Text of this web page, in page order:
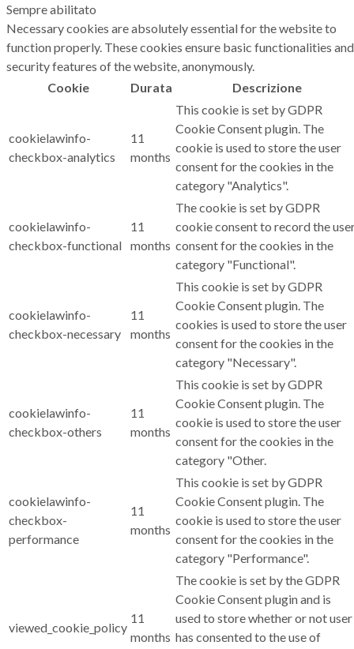
Sempre abilitato
Necessary cookies are absolutely essential for the website to
function properly. These cookies ensure basic functionalities and
security features of the website, anonymously.
Cookie
Durata Descrizione
cookielawinfo-
checkbox-analytics
11
months
This cookie is set by GDPR
Cookie Consent plugin. The
cookie is used to store the user
consent for the cookies in the
category "Analytics".
cookielawinfo-
checkbox-functional
11
months
The cookie is set by GDPR
cookie consent to record the
consent for the cookies in the
category "Functional".
cookielawinfo-
checkbox-necessary
11
months
This cookie is set by GDPR
Cookie Consent plugin. The
cookies is used to store the user
consent for the cookies in the
category "Necessary".
cookielawinfo-
checkbox-others
11
months
This cookie is set by GDPR
Cookie Consent plugin. The
cookie is used to store the user
consent for the cookies in the
category "Other.
cookielawinfo-
checkbox-
performance
11
months
This cookie is set by GDPR
Cookie Consent plugin. The
cookie is used to store the user
consent for the cookies in the
category "Performance".
viewed_cookie_policy
11
months
The cookie is set by the GDPR
Cookie Consent plugin and is
used to store whether or not user
has consented to the use of